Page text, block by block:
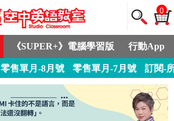
0
《SUPER+》電腦學習版 行動App
零售單月-8月號 零售單月-7月號 訂閱-